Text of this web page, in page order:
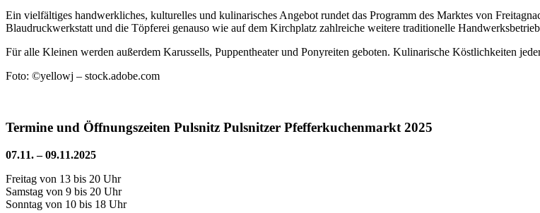
Ein vielfältiges handwerkliches, kulturelles und kulinarisches Angebot rundet das Programm des Marktes von
Blaudruckwerkstatt und die Töpferei genauso wie auf dem Kirchplatz zahlreiche weitere traditionelle
Für alle Kleinen werden außerdem Karussells, Puppentheater und Ponyreiten geboten. Kulinarische Köstlichkeiten
Foto: ©yellowj – stock.adobe.com
Termine und Öffnungszeiten Pulsnitz Pulsnitzer Pfefferkuchenmarkt 2025
07.11. – 09.11.2025
Freitag von 13 bis 20 Uhr
Samstag von 9 bis 20 Uhr
Sonntag von 10 bis 18 Uhr